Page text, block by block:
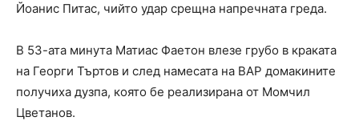
Йоанис Питас, чийто удар срещна напречната греда.
В 53-ата минута Матиас Фаетон влезе грубо в краката
на Георги Търтов и след намесата на ВАР домакините
получиха дузпа, която бе реализирана от Момчил
Цветанов.